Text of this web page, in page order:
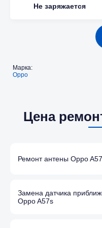
Не заряжается
Марка:
Oppo
Цена
Ремонт антены Oppo
Замена датчика
Oppo A57s